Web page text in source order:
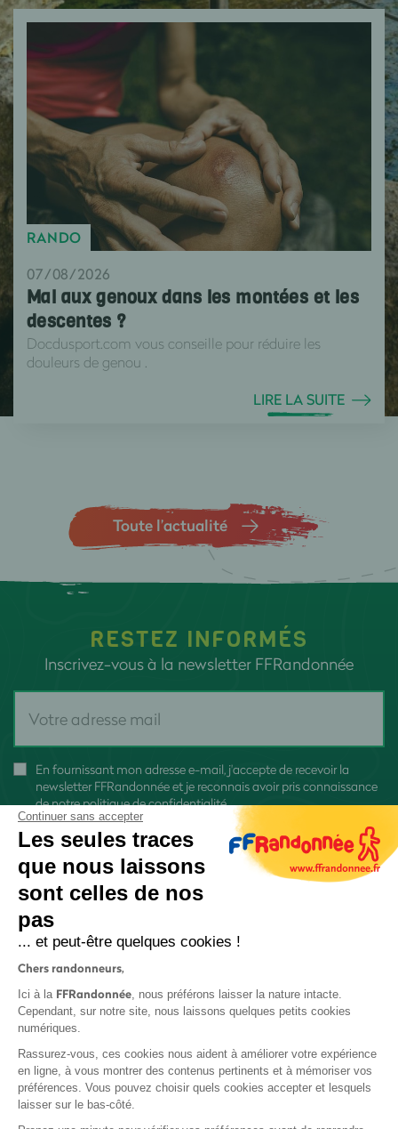
RANDO
07/08/2026
Mal aux genoux dans les montées et les
descentes ?
Docdusport.com vous conseille pour réduire les
douleurs de genou .
LIRE LA SUITE
Toute l’actualité
RESTEZ INFORMÉS
Inscrivez-vous à la newsletter FFRandonnée
En fournissant mon adresse e-mail, j'accepte de recevoir la
newsletter FFRandonnée et je reconnais avoir pris connaissance
denotre politique de confidentialité
Protection des données
Politique de confidentialité
Continuer sans accepter
Les seules traces
que nous laissons
sont celles de nos
pas
... et peut-être quelques cookies !
Chers randonneurs,
Ici à la FFRandonnée, nous préférons laisser la nature intacte.
Cependant, sur notre site, nous laissons quelques petits cookies
numériques.
Rassurez-vous, ces cookies nous aident à améliorer votre expérience
en ligne, à vous montrer des contenus pertinents et à mémoriser vos
préférences. Vous pouvez choisir quels cookies accepter et lesquels
laisser sur le bas-côté.